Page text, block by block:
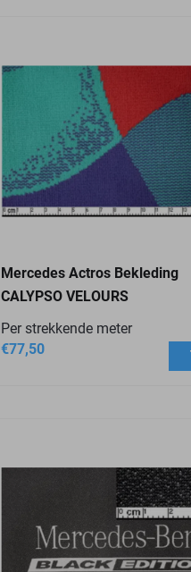
Mercedes Actros Bekleding
CALYPSO VELOURS
Per strekkende meter
€77,50